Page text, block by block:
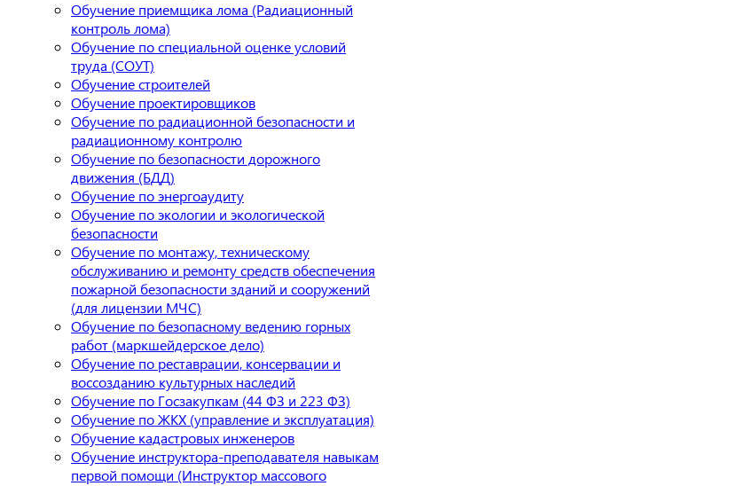
Обучение приемщика лома (Радиационный
контроль лома)
Обучение по специальной оценке условий
труда (СОУТ)
Обучение строителей
Обучение проектировщиков
Обучение по радиационной безопасности и
радиационному контролю
Обучение по безопасности дорожного
движения (БДД)
Обучение по энергоаудиту
Обучение по экологии и экологической
безопасности
Обучение по монтажу, техническому
обслуживанию и ремонту средств обеспечения
пожарной безопасности зданий и сооружений
(для лицензии МЧС)
Обучение по безопасному ведению горных
работ (маркшейдерское дело)
Обучение по реставрации, консервации и
воссозданию культурных наследий
Обучение по Госзакупкам (44 ФЗ и 223 ФЗ)
Обучение по ЖКХ (управление и эксплуатация)
Обучение кадастровых инженеров
Обучение инструктора-преподавателя навыкам
первой помощи (Инструктор массового